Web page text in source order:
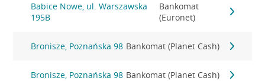
Babice Nowe, ul. Warszawska
195B
Bankomat
(Euronet)
Bronisze, Poznańska 98 Bankomat (Planet Cash)
Bronisze, Poznańska 98 Bankomat (Planet Cash)